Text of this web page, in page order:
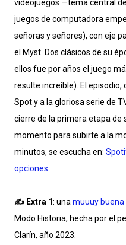
videojuegos —tema central
juegos de computadora
señoras y señores), con eje
el Myst. Dos clásicos de su
ellos fue por años el juego
resulte increíble). El episodio,
Spot y a la gloriosa serie de
cierre de la primera etapa de
momento para subirte a la
minutos, se escucha en:
opciones.
✍️ Extra 1: unamuuuy
Modo Historia, hecha por el
Clarín, año 2023.